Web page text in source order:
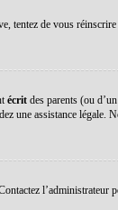
tentez de vous
écrit des parents (ou
une assistance légale.
l’administrateur